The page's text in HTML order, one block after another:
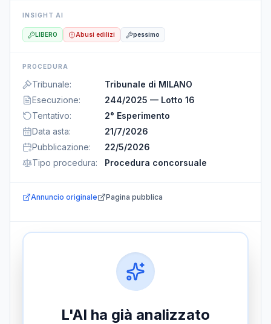
INSIGHT AI
LIBERO Abusi edilizi pessimo
PROCEDURA
Tribunale:
Tribunale di MILANO
Esecuzione:
244/2025 — Lotto 16
Tentativo:
2° Esperimento
Data asta:
21/7/2026
Pubblicazione:
22/5/2026
Tipo procedura: Procedura concorsuale
Annuncio originale Pagina pubblica
L'AI ha già analizzato